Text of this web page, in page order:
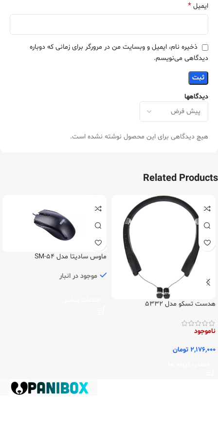
دیدگاهها
هیچ دیدگاهی برای این محصول نوشته نشده است.
ایمیل *
ذخیره نام، ایمیل و وبسایت من در مرورگر برای زمانی که دوباره
دیدگاهی می‌نویسم.
Related Products
هدست تسکو مدل 5332
ناموجود
2,176,000 تومان
ماوس سادیتا مدل SM-54
موجود در انبار